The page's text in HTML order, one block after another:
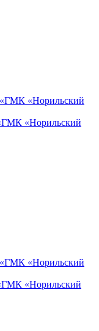
«Норильский
«Норильский
«Норильский
«Норильский